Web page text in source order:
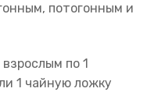
потогонным и
по 1
1 чайную ложку